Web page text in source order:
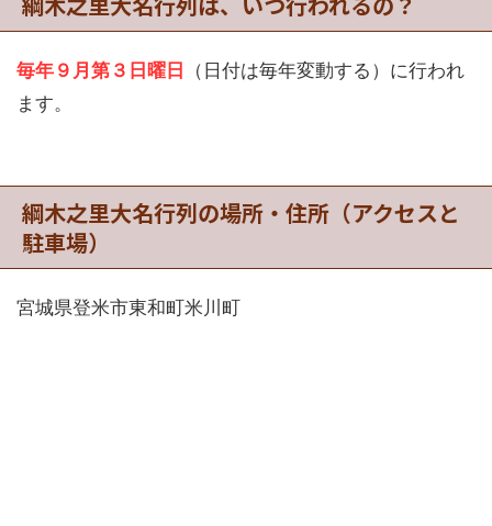
毎年９月第３日曜日
（日付は毎年変動する）に行われ
ます。
綱木之里大名行列の場所・住所（アクセスと
駐車場）
宮城県登米市東和町米川町